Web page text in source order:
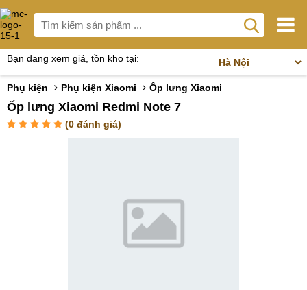
Bạn đang xem giá, tồn kho tại:
Phụ kiện Phụ kiện Xiaomi Ốp lưng Xiaomi
Ốp lưng Xiaomi Redmi Note 7
(0 đánh giá)